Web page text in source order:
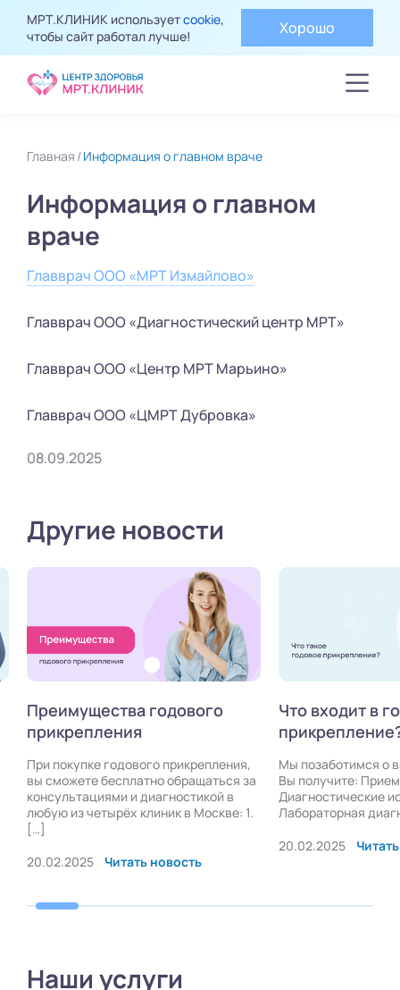
МРТ.КЛИНИК используетcookie,
чтобы сайт работал лучше!
Хорошо
Главная Информация о главном враче
Информация о главном
враче
Главврач ООО «МРТ Измайлово»
Главврач ООО «Диагностический центр МРТ»
Главврач ООО «Центр МРТ Марьино»
Главврач ООО «ЦМРТ Дубровка»
08.09.2025
Другие новости
Что входит в годовое
прикрепление?
Мы позаботимся о вашем здоровье!
Вы получите: Приемы специалистов:
Диагностические исследования:
Лабораторная диагностика:
прикрепления
При покупке
вы сможете
консультациями и
любую из четырёх
Наши услуги